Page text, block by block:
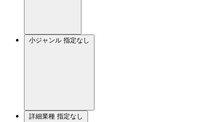
小ジャンル 指定なし
詳細業種 指定なし